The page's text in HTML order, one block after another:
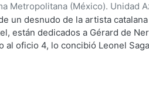
Metropolitana (México). Unidad
,2013-01)Córdoba,
;Rémura, Adriano; Martré, Gonzalo
Josephine;López Moreno,
un desnudo de la artista
están dedicados a Gérard de
al oficio 4, lo concibió Leonel